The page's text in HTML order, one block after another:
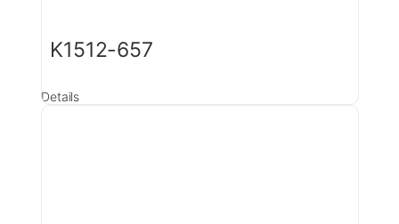
K1512-657
Details